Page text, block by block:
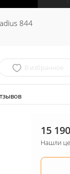
844
В избранное
15
Нашли